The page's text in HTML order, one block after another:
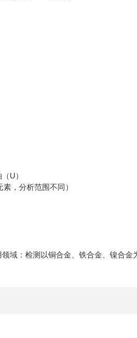
U）
，分析范围不同）
领域：检测以铜合金、铁合金、镍合金